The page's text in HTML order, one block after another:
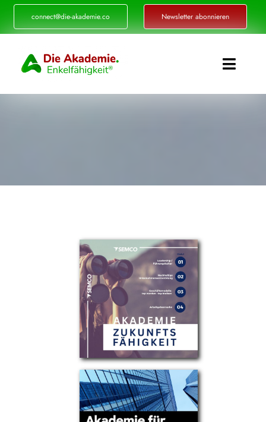
Zum
Inhalt
connect@die-akademie.co Newsletter abonnieren
Toggle
Standorte
Partner
Über uns